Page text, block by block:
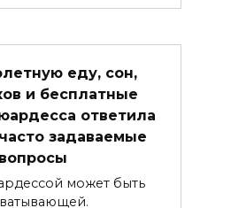
еду, сон,
и бесплатные
ответила
задаваемые
вопросы
может быть